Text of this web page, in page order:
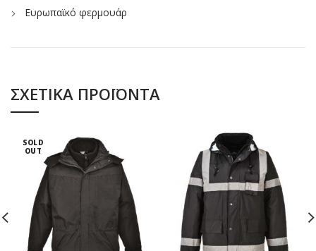
Ευρωπαϊκό φερμουάρ
ΣΧΕΤΙΚΆ ΠΡΟΪΌΝΤΑ
SOLD
OUT